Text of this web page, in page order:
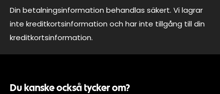
Allergener: DURUMVETE, SELLERI, SULFIT, LAX, ÄGG, SENAP,
Din betalningsinformation behandlas säkert. Vi lagrar
inte kreditkortsinformation och har inte tillgång till din
kreditkortsinformation.
Du kanske också tycker om?